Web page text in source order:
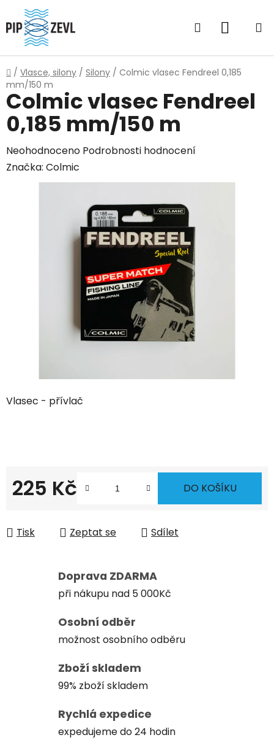
Přejít
na
obsah
Hledat
Domů
/ Vlasce, silony / Silony / Colmic vlasec Fendreel 0,185
mm/150 m
Vlasec - přívlač
225 Kč DO KOŠÍKU
Tisk Zeptat se Sdílet
Colmic vlasec Fendreel
0,185 mm/150 m
Průměrné
hodnocení
produktu
Neohodnoceno Podrobnosti hodnocení
Značka: Colmic
Doprava ZDARMA
při nákupu nad 5 000Kč
Osobní odběr
možnost osobního odběru
Zboží skladem
99% zboží skladem
Rychlá expedice
expedujeme do 24 hodin